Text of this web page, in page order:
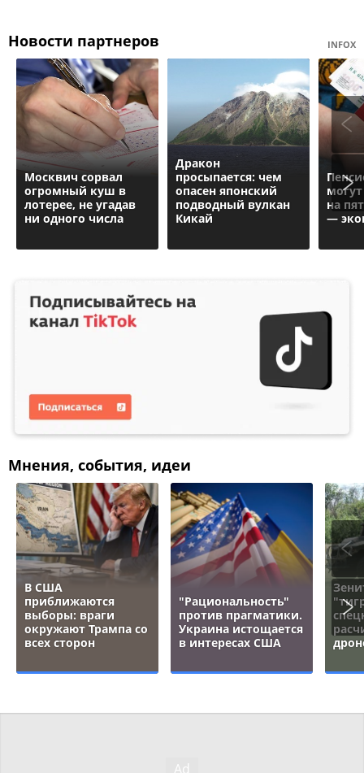
Новости партнеров INFOX
Москвич сорвал
огромный куш в
лотерее, не угадав
ни одного числа
Дракон
просыпается: чем
опасен японский
подводный вулкан
Кикай
на
—
Мнения, события, идеи
В США
приближаются
выборы: враги
окружают Трампа со
всех сторон
"Рациональность"
против прагматики.
Украина истощается
в интересах США